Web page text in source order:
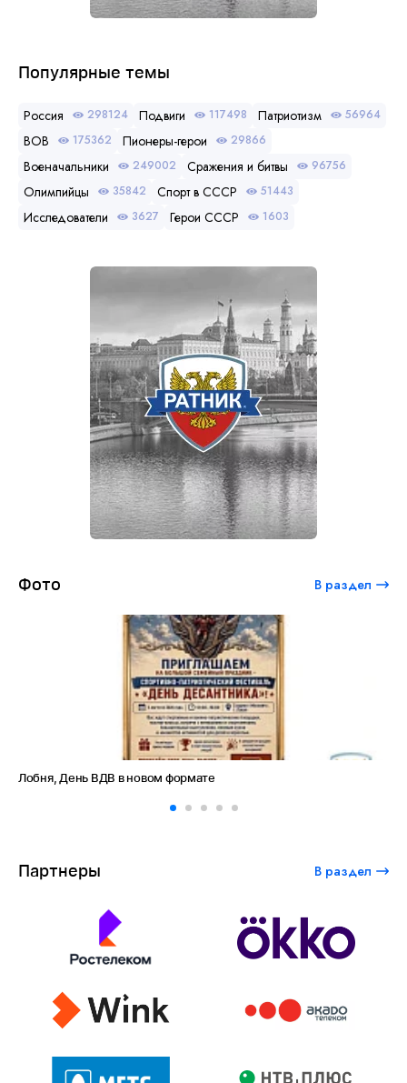
Популярные темы
Россия 298124 Подвиги 117498 Патриотизм 56964
ВОВ 175362 Пионеры-герои 29866
Военачальники 249002 Сражения и битвы 96756
Олимпийцы 35842 Спорт в СССР 51443
Исследователи 3627 Герои СССР 1603
Фото В раздел
Амет-Хан Султан: небо как судьба
Партнеры В раздел